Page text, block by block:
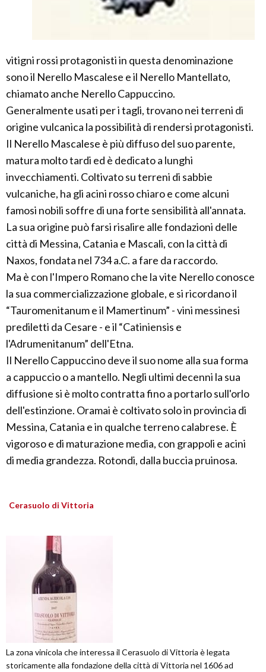
vitigni rossi protagonisti in questa denominazione
sono il Nerello Mascalese e il Nerello Mantellato,
chiamato anche Nerello Cappuccino.
Generalmente usati per i tagli, trovano nei terreni di
origine vulcanica la possibilità di rendersi protagonisti.
Il Nerello Mascalese è più diffuso del suo parente,
matura molto tardi ed è dedicato a lunghi
invecchiamenti. Coltivato su terreni di sabbie
vulcaniche, ha gli acini rosso chiaro e come alcuni
famosi nobili soffre di una forte sensibilità all'annata.
La sua origine può farsi risalire alle fondazioni delle
città di Messina, Catania e Mascali, con la città di
Naxos, fondata nel 734 a.C. a fare da raccordo.
Ma è con l'Impero Romano che la vite Nerello conosce
la sua commercializzazione globale, e si ricordano il
“Tauromenitanum e il Mamertinum” - vini messinesi
prediletti da Cesare - e il “Catiniensis e
l'Adrumenitanum” dell'Etna.
Il Nerello Cappuccino deve il suo nome alla sua forma
a cappuccio o a mantello. Negli ultimi decenni la sua
diffusione si è molto contratta fino a portarlo sull'orlo
dell'estinzione. Oramai è coltivato solo in provincia di
Messina, Catania e in qualche terreno calabrese. È
vigoroso e di maturazione media, con grappoli e acini
di media grandezza. Rotondi, dalla buccia pruinosa.
Cerasuolo di Vittoria
La zona vinicola che interessa il Cerasuolo di Vittoria è legata
storicamente alla fondazione della città di Vittoria nel 1606 ad